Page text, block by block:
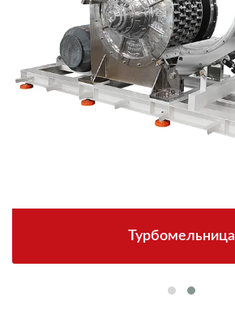
Турбомельница